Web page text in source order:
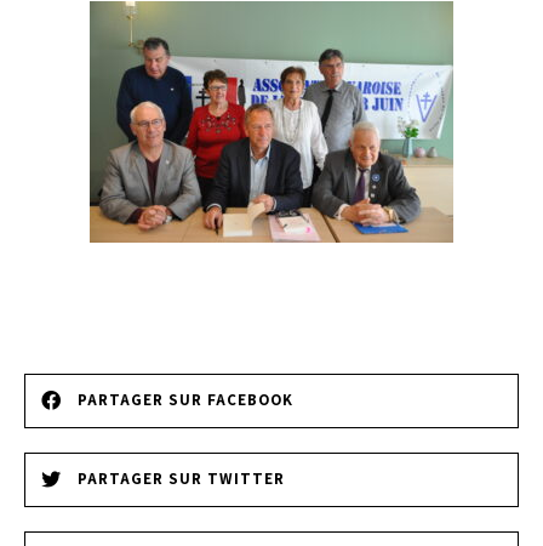
PARTAGER SUR FACEBOOK
PARTAGER SUR TWITTER